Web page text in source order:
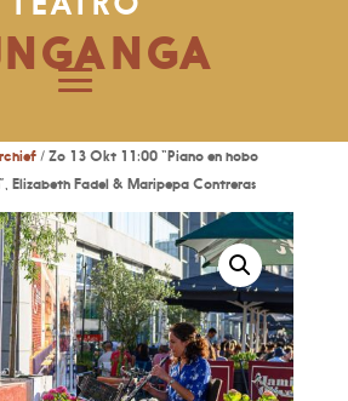
/ Zo 13 Okt 11:00 “Piano en hobo
Elizabeth Fadel & Maripepa Contreras